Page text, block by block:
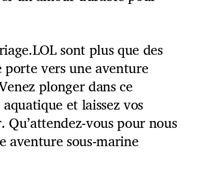
sont plus que des
porte vers une aventure
plonger dans ce
et laissez vos
Qu’attendez-vous pour nous
aventure sous-marine